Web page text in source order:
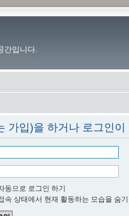
간입니다.
가입)을 하거나 로그인이
동으로 로그인 하기
속 상태에서 현재 활동하는 모습을 숨기